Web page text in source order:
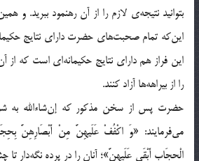
بتوانيد نتيجه‌ي لازم را از آن رهنمود ببريد. و
اين‌که تمام صحبت‌هاي حضرت داراي نتايج
اين فراز هم داراي نتايج حكيمانه‌اي است که از
را از بيراهه‌ها آزاد کنند.
حضرت پس از سخن مذکور که إن‌شاءالله به
مي‌فرمايند: «وَ اكْفُفْ عَلَيهِنَّ مِنْ أَبْصَارِهِنَّ
الْحِجَابِ أَبْقَى عَلَيهِنَّ»؛ آنان را در پرده نگه‌دار تا